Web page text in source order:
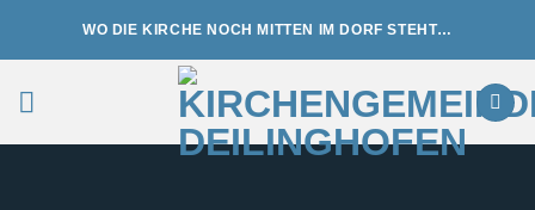
WO DIE KIRCHE NOCH MITTEN IM DORF STEHT…